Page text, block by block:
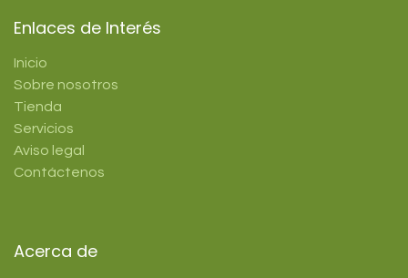
Enlaces de Interés
Inicio
Sobre nosotros
Tienda
Servicios
Aviso legal
Contáctenos
Acerca de